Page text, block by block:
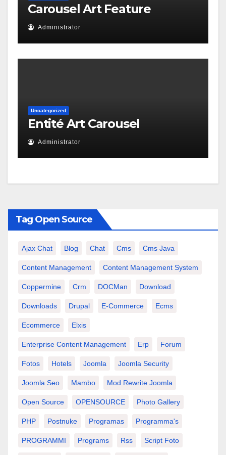
Carousel Art Feature
Administrator
Uncategorized
Entité Art Carousel
Administrator
Tag Open Source
Ajax Chat Blog Chat Cms Cms Java
Content Management Content Management System
Coppermine Crm DOCMan Download
Downloads Drupal E-Commerce Ecms
Ecommerce Elxis
Enterprise Content Management Erp Forum
Fotos Hotels Joomla Joomla Security
Joomla Seo Mambo Mod Rewrite Joomla
Open Source OPENSOURCE Photo Gallery
PHP Postnuke Programas Programma's
PROGRAMMI Programs Rss Script Foto